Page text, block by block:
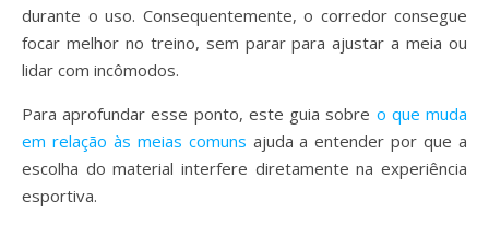
durante o uso. Consequentemente, o corredor consegue
focar melhor no treino, sem parar para ajustar a meia ou
lidar com incômodos.
Para aprofundar esse ponto, este guia sobre o que muda
em relação às meias comuns ajuda a entender por que a
escolha do material interfere diretamente na experiência
esportiva.